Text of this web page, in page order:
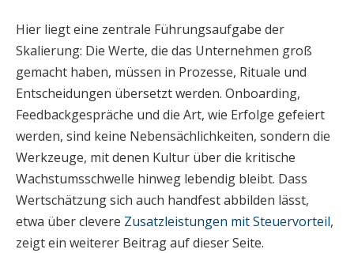
Hier liegt eine zentrale Führungsaufgabe der
Skalierung: Die Werte, die das Unternehmen groß
gemacht haben, müssen in Prozesse, Rituale und
Entscheidungen übersetzt werden. Onboarding,
Feedbackgespräche und die Art, wie Erfolge gefeiert
werden, sind keine Nebensächlichkeiten, sondern die
Werkzeuge, mit denen Kultur über die kritische
Wachstumsschwelle hinweg lebendig bleibt. Dass
Wertschätzung sich auch handfest abbilden lässt,
etwa über clevere Zusatzleistungen mit Steuervorteil,
zeigt ein weiterer Beitrag auf dieser Seite.